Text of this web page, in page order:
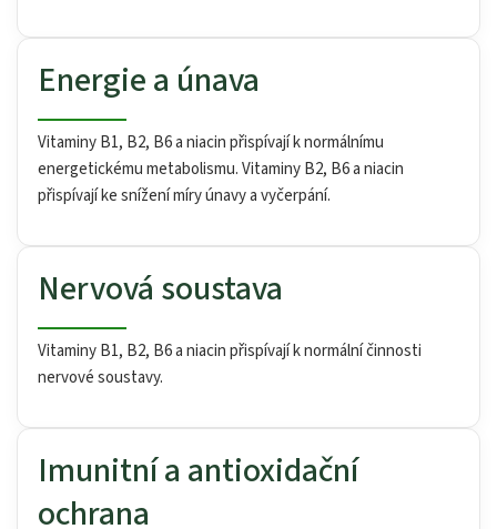
Energie a únava
Vitaminy B1, B2, B6 a niacin přispívají k normálnímu
energetickému metabolismu. Vitaminy B2, B6 a niacin
přispívají ke snížení míry únavy a vyčerpání.
Nervová soustava
Vitaminy B1, B2, B6 a niacin přispívají k normální činnosti
nervové soustavy.
Imunitní a antioxidační
ochrana